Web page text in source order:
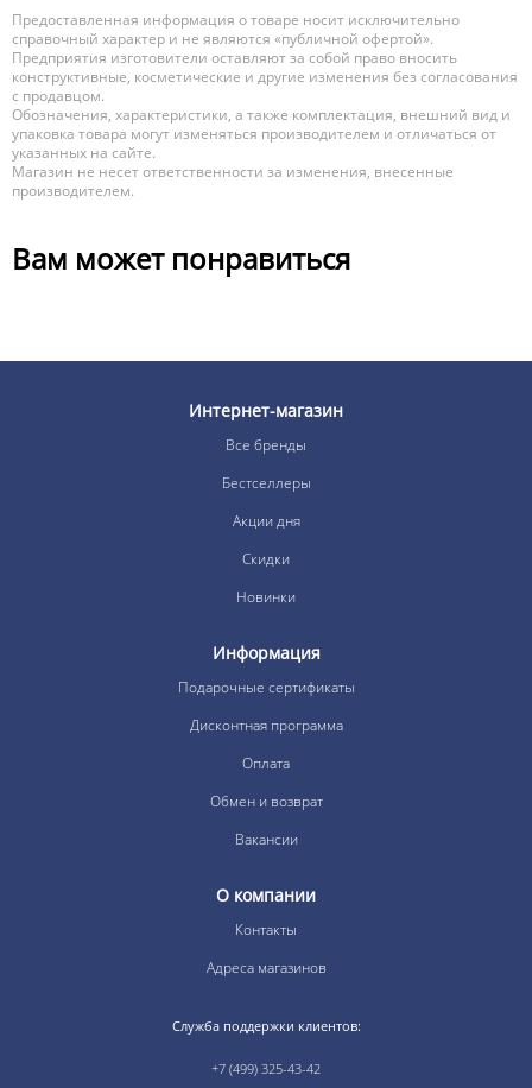
Предоставленная информация о товаре носит исключительно
справочный характер и не являются «публичной офертой».
Предприятия изготовители оставляют за собой право вносить
конструктивные, косметические и другие изменения без согласования
с продавцом.
Обозначения, характеристики, а также комплектация, внешний вид и
упаковка товара могут изменяться производителем и отличаться от
указанных на сайте.
Магазин не несет ответственности за изменения, внесенные
производителем.
Вам может понравиться
Интернет-магазин
Все бренды
Бестселлеры
Акции дня
Скидки
Новинки
Информация
Подарочные сертификаты
Дисконтная программа
Оплата
Обмен и возврат
Вакансии
О компании
Контакты
Адреса магазинов
Служба поддержки клиентов:
+7 (499) 325-43-42